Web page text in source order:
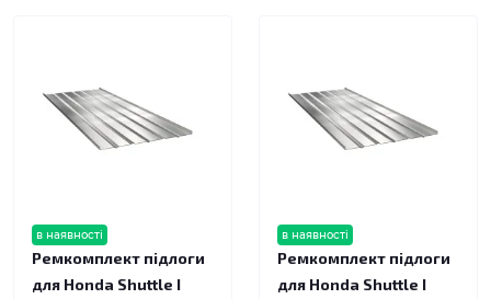
в наявності
Ремкомплект підлоги
для Honda Shuttle I
в наявності
Ремкомплект підлоги
для Honda Shuttle I